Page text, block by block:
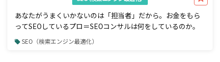
あなたがうまくいかないのは「担当者」だから。お金をもら
ってSEOしているプロ＝SEOコンサルは何をしているのか。
SEO（検索エンジン最適化）